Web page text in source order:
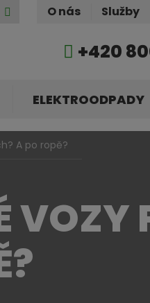
+420
Hledat O nás Služby
ELEKTROODPADY
A po ropě?
VOZY